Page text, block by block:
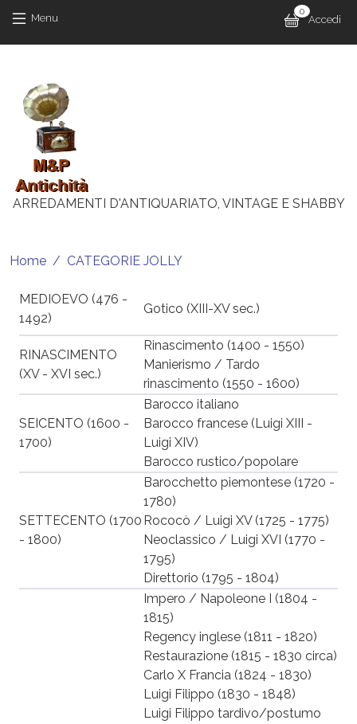
Menu
0
Accedi
ARREDAMENTI D'ANTIQUARIATO, VINTAGE E SHABBY
Briciole di pane
Home CATEGORIE JOLLY
MEDIOEVO (476 -
1492)
Gotico (XIII-XV sec.)
RINASCIMENTO
(XV - XVI sec.)
Rinascimento (1400 - 1550)
Manierismo / Tardo
rinascimento (1550 - 1600)
SEICENTO (1600 -
1700)
Barocco italiano
Barocco francese (Luigi XIII -
Luigi XIV)
Barocco rustico/popolare
SETTECENTO (1700
- 1800)
Barocchetto piemontese (1720 -
1780)
Rococò / Luigi XV (1725 - 1775)
Neoclassico / Luigi XVI (1770 -
1795)
Direttorio (1795 - 1804)
Impero / Napoleone I (1804 -
1815)
Regency inglese (1811 - 1820)
Restaurazione (1815 - 1830 circa)
Carlo X Francia (1824 - 1830)
Luigi Filippo (1830 - 1848)
Luigi Filippo tardivo/postumo